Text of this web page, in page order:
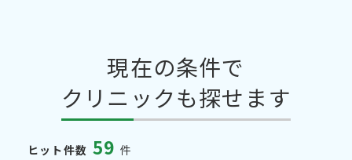
現在の条件で
クリニックも探せます
ヒット件数 59 件